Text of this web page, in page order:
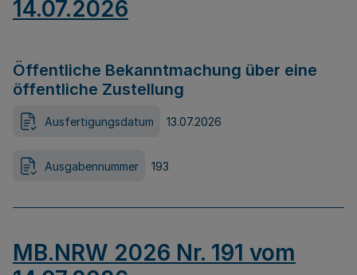
14.07.2026
Öffentliche Bekanntmachung über eine
öffentliche Zustellung
Ausfertigungsdatum 13.07.2026
Ausgabennummer 193
MB.NRW 2026 Nr. 191 vom